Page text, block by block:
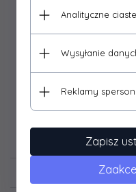
Farby z serii Citadel
akrylowymi,
doskonałym kryciem,
czasem schnięcia.
Farbka jest na bazie
drażniącej woni.
Analityczne
Wysyłanie
Reklamy
Zapisz